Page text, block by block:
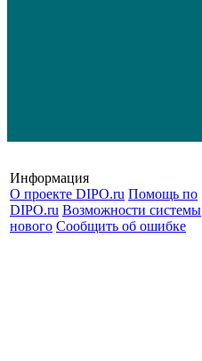
Информация
О проекте DIPO.ru Помощь по
DIPO.ru Возможности системы
нового Сообщить об ошибке